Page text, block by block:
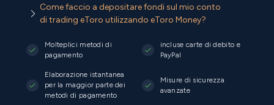
Come faccio a depositare fondi sul mio conto
di trading eToro utilizzando eToro Money?
Molteplici metodi di
pagamento
incluse carte di debito e
PayPal
Elaborazione istantanea
per la maggior parte dei
metodi di pagamento
Misure di sicurezza
avanzate